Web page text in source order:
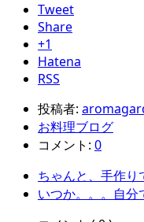
Tweet
Share
+1
Hatena
RSS
投稿者:
お料理ブログ
コメント: 0
ちゃんと、手作り
いつか。。。自分